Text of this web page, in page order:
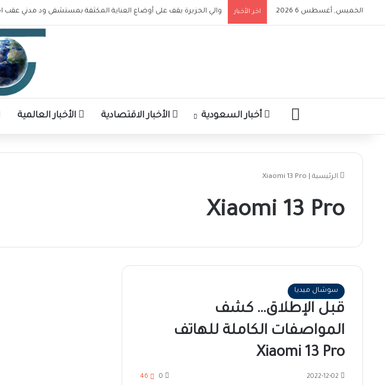
الخميس, أغسطس 6 2026 اخر الأخبار والي الجزيرة يقف على أوضاع العناية المكثفة بمستشفى ود مدني
الرئيسيةأخبار السعودية الأخبار الاقتصادية الأخبار العالمية
الرئيسية Xiaomi 13 Pro
Xiaomi 13 Pro
سوشال ميديا
قبل الإطلاق… كشف
المواصفات الكاملة للهاتف
Xiaomi 13 Pro
2022-12-02
0
46